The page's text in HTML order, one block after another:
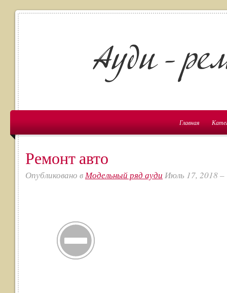
Главная
Ремонт авто
Опубликовано вМодельный ряд ауди Июль 17, 2018